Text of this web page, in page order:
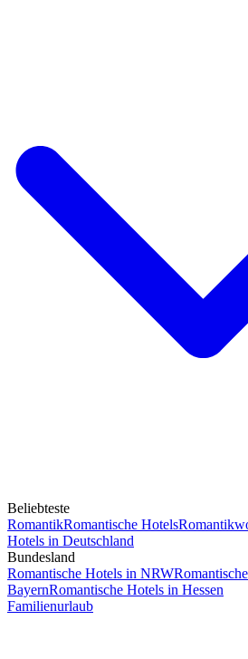
Beliebteste
RomantikRomantische Hotels
Hotels in Deutschland
Bundesland
Romantische Hotels in NRW
BayernRomantische Hotels in Hessen
Familienurlaub